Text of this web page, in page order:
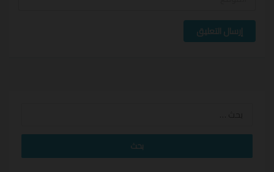
إرسال التعليق